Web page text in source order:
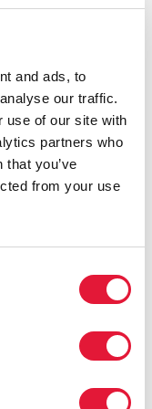
and ads, to
our traffic.
use of our site with
partners who
you’ve
from your use
(5,9%)
главным
от матери
Африки,
7-ми лет и люди,
была